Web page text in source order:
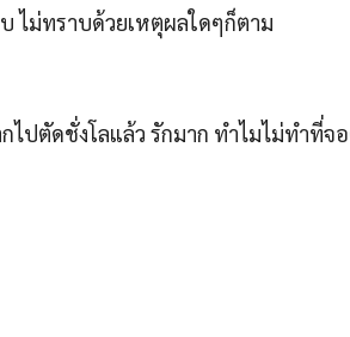
ไม่ทราบด้วยเหตุผลใดๆก็ตาม
ไปตัดชั่งโลแล้ว รักมาก ทำไมไม่ทำที่จ